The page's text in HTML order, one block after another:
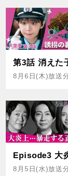
第3話 消えた
8月6日(木)放送
Episode3 大
8月5日(水)放送